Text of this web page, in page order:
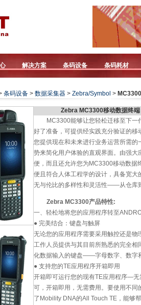
解决方案 条码设备 条码耗材
条码设备 > 数据采集器 > Zebra/Symbol > MC3300
Zebra MC3300移动数据终
MC3300能够让您轻松迁移至下
好了准备，可提供经实践充分验证的
您提供现在和未来进行业务运营所需
势来简化用户体验的直观界面。由强
便，而且还允许您为MC3300移动数据
便且符合人体工程学的设计，具备宽
无与伦比的多样性和灵活性——从仓库
Zebra MC3300产品特性:
一、轻松地将您的应用程序转至
● 完美结合：键盘与触屏
无论您的应用程序需要采用触控还是
工作人员提供与其目前所熟悉的完全相
化数据输入的键盘——字母数字、数字
● 支持您的TE应用程序开箱即用
开箱即可运行您的现有TE应用程序—
可，开箱即用，无需费用。要使用不
了Mobility DNA的All Touch TE，能够